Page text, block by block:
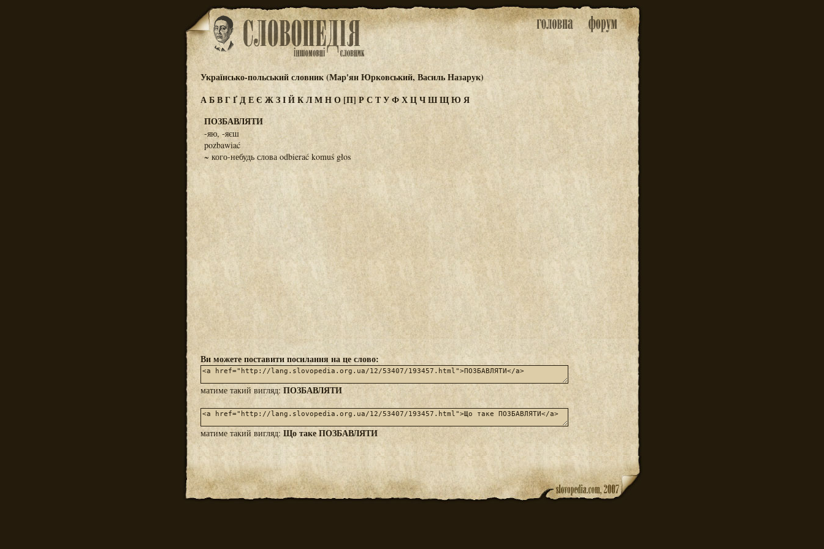
Українсько-польський словник (Мар'ян Юрковський, Василь Назарук)
АБВГҐДЕЄ ЖЗІЙКЛМНО[П] РС ТУФХЦЧШЩЮ Я
ПОЗБАВЛЯТИ
-яю, -яєш
pozbawiać
~ кого-небудь слова odbierać komuś głos
Ви можете поставити посилання на це слово:
матиме такий вигляд: ПОЗБАВЛЯТИ
матиме такий вигляд: Що таке ПОЗБАВЛЯТИ